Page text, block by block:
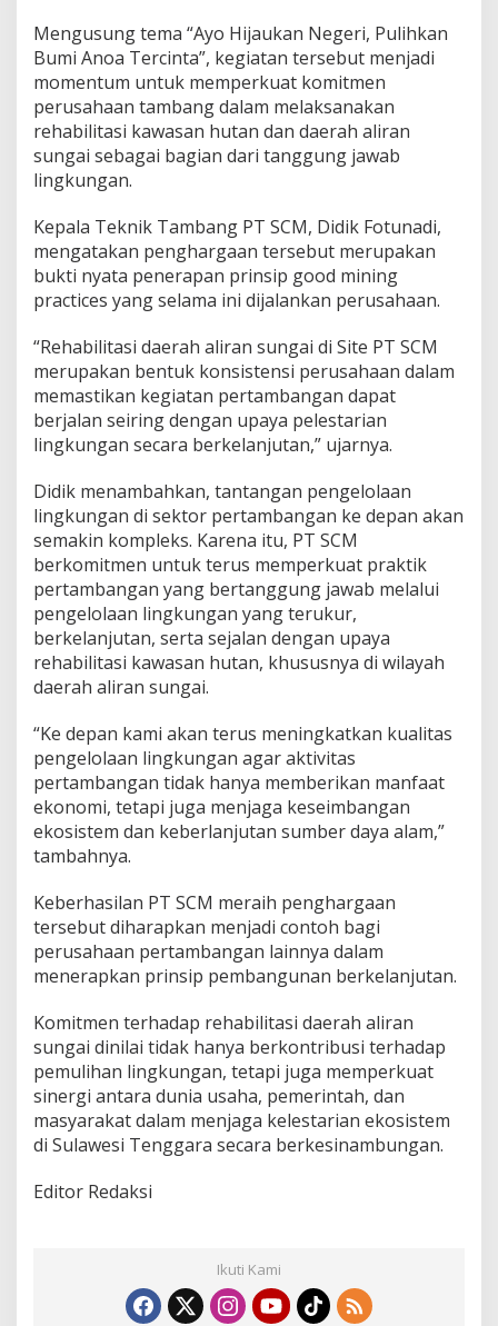
Mengusung tema “Ayo Hijaukan Negeri, Pulihkan
Bumi Anoa Tercinta”, kegiatan tersebut menjadi
momentum untuk memperkuat komitmen
perusahaan tambang dalam melaksanakan
rehabilitasi kawasan hutan dan daerah aliran
sungai sebagai bagian dari tanggung jawab
lingkungan.
Kepala Teknik Tambang PT SCM, Didik Fotunadi,
mengatakan penghargaan tersebut merupakan
bukti nyata penerapan prinsip good mining
practices yang selama ini dijalankan perusahaan.
“Rehabilitasi daerah aliran sungai di Site PT SCM
merupakan bentuk konsistensi perusahaan dalam
memastikan kegiatan pertambangan dapat
berjalan seiring dengan upaya pelestarian
lingkungan secara berkelanjutan,” ujarnya.
Didik menambahkan, tantangan pengelolaan
lingkungan di sektor pertambangan ke depan akan
semakin kompleks. Karena itu, PT SCM
berkomitmen untuk terus memperkuat praktik
pertambangan yang bertanggung jawab melalui
pengelolaan lingkungan yang terukur,
berkelanjutan, serta sejalan dengan upaya
rehabilitasi kawasan hutan, khususnya di wilayah
daerah aliran sungai.
“Ke depan kami akan terus meningkatkan kualitas
pengelolaan lingkungan agar aktivitas
pertambangan tidak hanya memberikan manfaat
ekonomi, tetapi juga menjaga keseimbangan
ekosistem dan keberlanjutan sumber daya alam,”
tambahnya.
Keberhasilan PT SCM meraih penghargaan
tersebut diharapkan menjadi contoh bagi
perusahaan pertambangan lainnya dalam
menerapkan prinsip pembangunan berkelanjutan.
Komitmen terhadap rehabilitasi daerah aliran
sungai dinilai tidak hanya berkontribusi terhadap
pemulihan lingkungan, tetapi juga memperkuat
sinergi antara dunia usaha, pemerintah, dan
masyarakat dalam menjaga kelestarian ekosistem
di Sulawesi Tenggara secara berkesinambungan.
Editor Redaksi
Ikuti Kami